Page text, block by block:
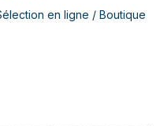
en ligne / Boutique